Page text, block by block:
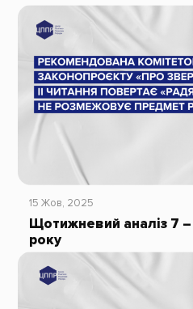
15 Жов, 2025
Щотижневий аналіз 7
року